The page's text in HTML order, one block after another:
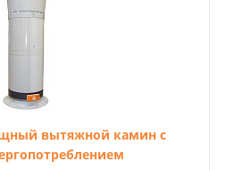
вытяжной камин с